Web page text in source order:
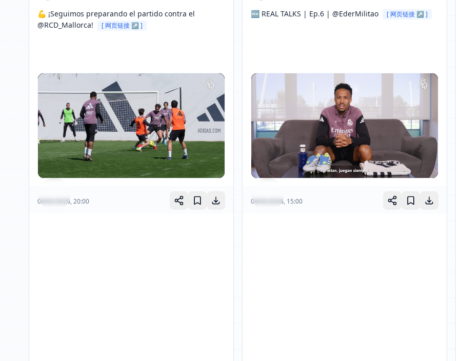
💪 ¡Seguimos preparando el partido contra el
@RCD_Mallorca!
[ 网页链接 ↗ ]
04/02/2026, 20:00
🆕 REAL TALKS | Ep.6 | @EderMilitao [ 网页链接 ↗ ]
04/02/2026, 15:00